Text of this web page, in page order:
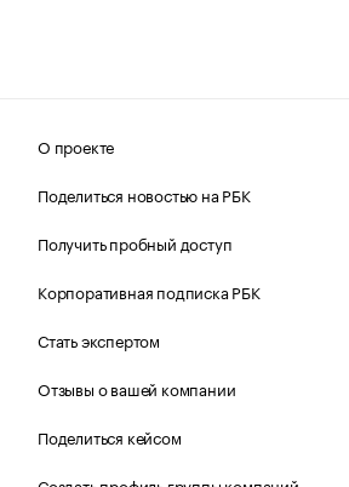
О проекте
Поделиться новостью на РБК
Получить пробный доступ
Корпоративная подписка РБК
Стать экспертом
Отзывы о вашей компании
Поделиться кейсом